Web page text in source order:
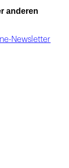
anderen
Newsletter